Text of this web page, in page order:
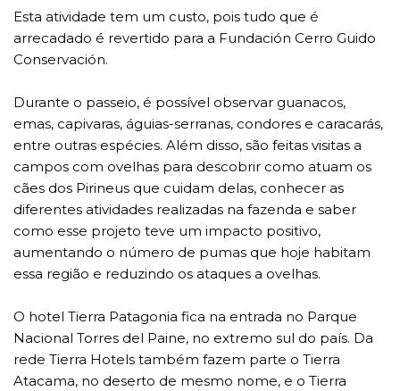
Esta atividade tem um custo, pois tudo que é
arrecadado é revertido para a Fundación Cerro Guido
Conservación.
Durante o passeio, é possível observar guanacos,
emas, capivaras, águias-serranas, condores e caracarás,
entre outras espécies. Além disso, são feitas visitas a
campos com ovelhas para descobrir como atuam os
cães dos Pirineus que cuidam delas, conhecer as
diferentes atividades realizadas na fazenda e saber
como esse projeto teve um impacto positivo,
aumentando o número de pumas que hoje habitam
essa região e reduzindo os ataques a ovelhas.
O hotel Tierra Patagonia fica na entrada no Parque
Nacional Torres del Paine, no extremo sul do país. Da
rede Tierra Hotels também fazem parte o Tierra
Atacama, no deserto de mesmo nome, e o Tierra